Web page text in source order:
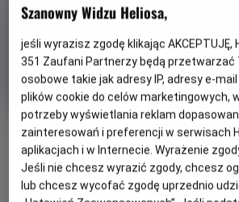
OBSERWUJ
Ścieżki życia -
Helios
Oryginalny
tytuł
The Salt Path
Czas
trwania
146 min
OCENA HELIOS
6.7
REŻYSERIA SCENARIUSZ
WIĘCEJ SZCZEGÓŁÓW
Szanowny Widzu Heliosa,
jeśli wyrazisz zgodę klikając AKCEPTUJĘ,
351 Zaufani Partnerzy będą przetwarzać
osobowe takie jak adresy IP, adresy e-
plików cookie do celów marketingowych,
potrzeby wyświetlania reklam
zainteresowań i preferencji w serwisach
aplikacjach i w Internecie. Wyrażenie
Jeśli nie chcesz wyrazić zgody, chcesz
lub chcesz wycofać zgodę uprzednio